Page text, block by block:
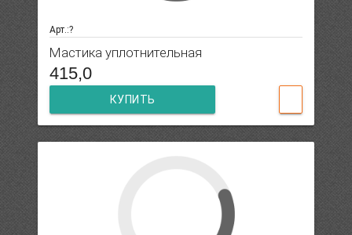
Арт.:?
Мастика уплотнительная
415,0
КУПИТЬ